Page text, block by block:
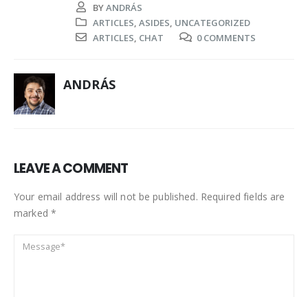
BYANDRÁS
ARTICLES, ASIDES, UNCATEGORIZED
ARTICLES, CHAT 0 COMMENTS
ANDRÁS
LEAVE A COMMENT
Your email address will not be published. Required fields are
marked *